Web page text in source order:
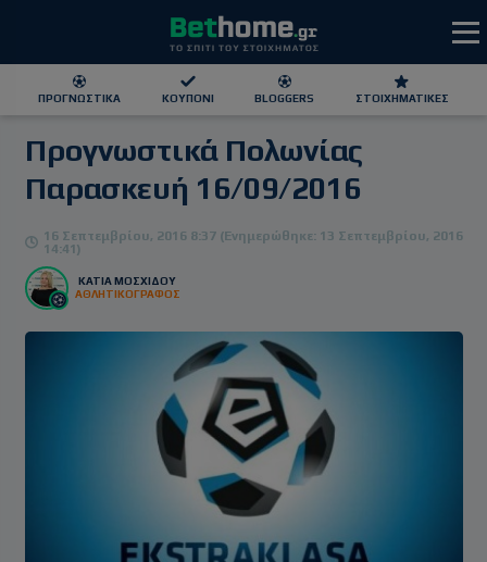
ΠΡΟΓΝΩΣΤΙΚΆ ΚΟΥΠΌΝΙ BLOGGERS ΣΤΟΙΧΗΜΑΤΙΚΕΣ
Προγνωστικά Πολωνίας
Παρασκευή 16/09/2016
16 Σεπτεμβρίου, 2016 8:37 (Ενημερώθηκε: 13 Σεπτεμβρίου, 2016
14:41)
ΚΆΤΙΑ ΜΟΣΧΊΔΟΥ
ΑΘΛΗΤΙΚΟΓΡΑΦΟΣ